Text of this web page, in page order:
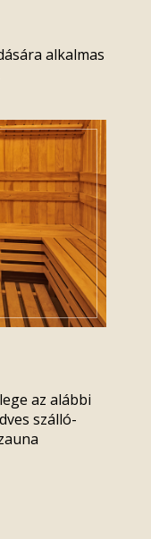
alkalmas
az alábbi
szálló-